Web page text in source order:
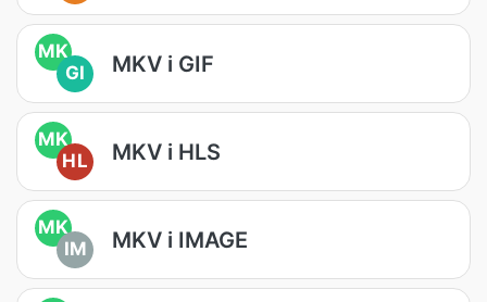
MK
GI
MKV i GIF
MK
HL
MKV i HLS
MK
IM
MKV i IMAGE